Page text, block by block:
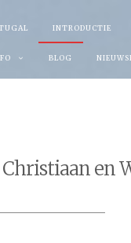
INTRODUCTIE
BLOG
en